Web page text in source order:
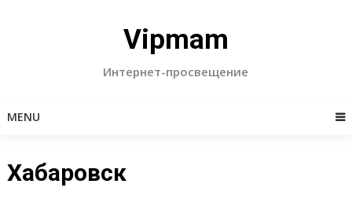
Vipmam
Интернет-просвещение
MENU
Хабаровск